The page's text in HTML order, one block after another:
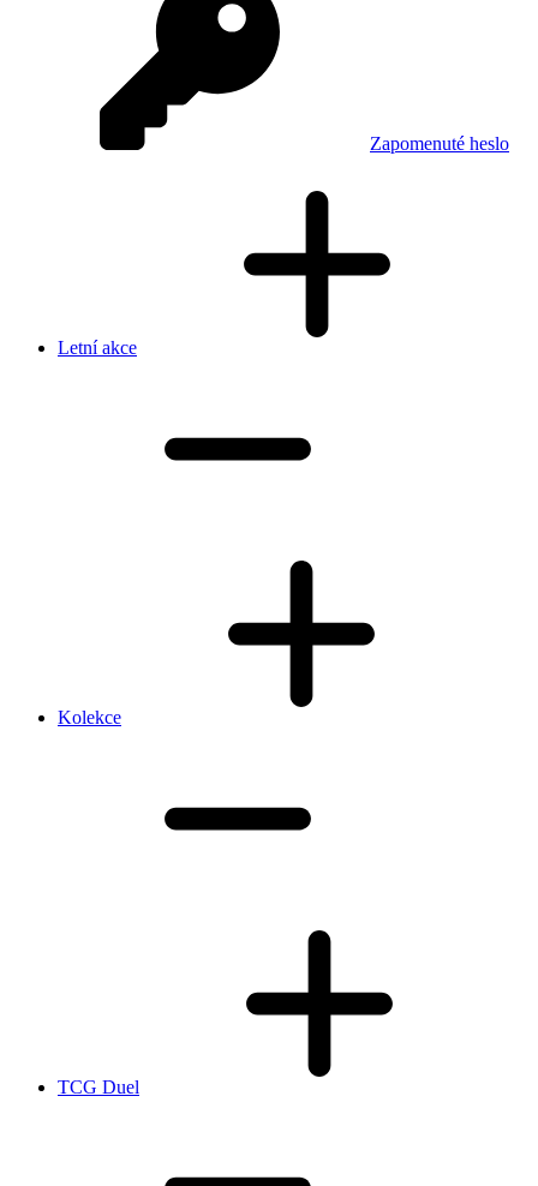
Zapomenuté heslo
Letní akce
Kolekce
TCG Duel